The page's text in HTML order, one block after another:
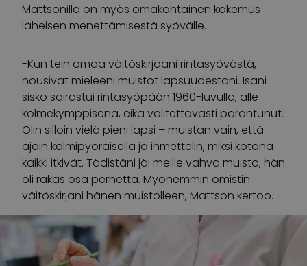
Mattsonilla on myös omakohtainen kokemus
läheisen menettämisestä syövälle.
-Kun tein omaa väitöskirjaani rintasyövästä,
nousivat mieleeni muistot lapsuudestani. Isäni
sisko sairastui rintasyöpään 1960-luvulla, alle
kolmekymppisenä, eikä valitettavasti parantunut.
Olin silloin vielä pieni lapsi – muistan vain, että
ajoin kolmipyöräisellä ja ihmettelin, miksi kotona
kaikki itkivät. Tädistäni jäi meille vahva muisto, hän
oli rakas osa perhettä. Myöhemmin omistin
väitöskirjani hänen muistolleen, Mattson kertoo.